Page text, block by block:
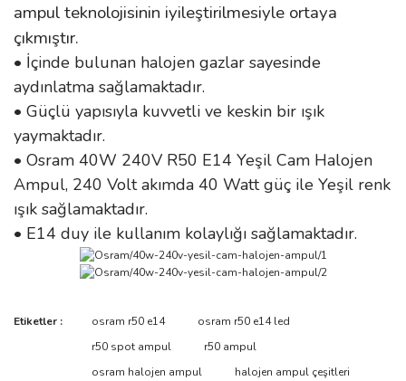
ampul teknolojisinin iyileştirilmesiyle ortaya
çıkmıştır.
• İçinde bulunan halojen gazlar sayesinde
aydınlatma sağlamaktadır.
• Güçlü yapısıyla kuvvetli ve keskin bir ışık
yaymaktadır.
• Osram 40W 240V R50 E14 Yeşil Cam Halojen
Ampul, 240 Volt akımda 40 Watt güç ile Yeşil renk
ışık sağlamaktadır.
• E14 duy ile kullanım kolaylığı sağlamaktadır.
Bu ürüne ilk yorumu siz yapın!
Bu ürünün fiyat bilgisi, resim, ürün açıklamalarında ve diğer
tarafımıza iletebilirsiniz.
Görüş ve önerileriniz için teşekkür ederiz.
Etiketler : osram r50 e14
osram r50 e14 led
r50 spot ampul
r50 ampul
osram halojen ampul
halojen ampul çeşitleri